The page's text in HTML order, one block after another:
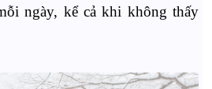
ngày, kể cả khi không thấy